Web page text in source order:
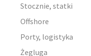
Stocznie, statki
Offshore
Porty, logistyka
Żegluga